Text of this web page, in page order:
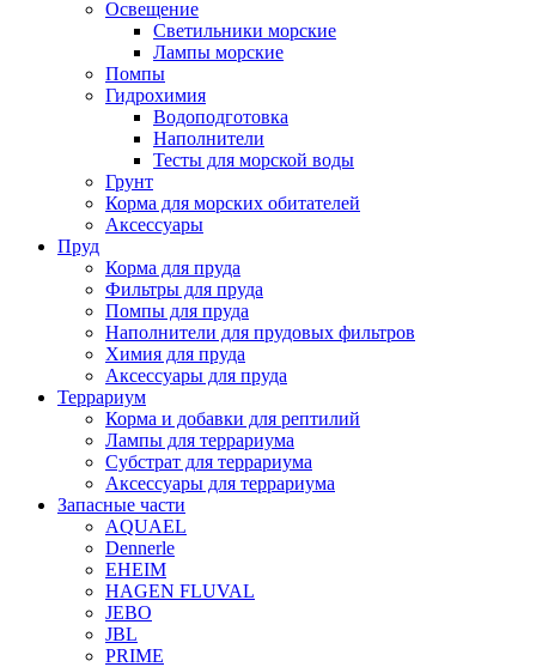
Освещение
Светильники морские
Лампы морские
Помпы
Гидрохимия
Водоподготовка
Наполнители
Тесты для морской воды
Грунт
Корма для морских обитателей
Аксессуары
Пруд
Корма для пруда
Фильтры для пруда
Помпы для пруда
Наполнители для прудовых фильтров
Химия для пруда
Аксессуары для пруда
Террариум
Корма и добавки для рептилий
Лампы для террариума
Субстрат для террариума
Аксессуары для террариума
Запасные части
AQUAEL
Dennerle
EHEIM
HAGEN FLUVAL
JEBO
JBL
PRIME